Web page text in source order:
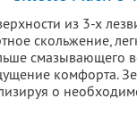
из 3-х
скольжение,
смазывающего
комфорта.
о